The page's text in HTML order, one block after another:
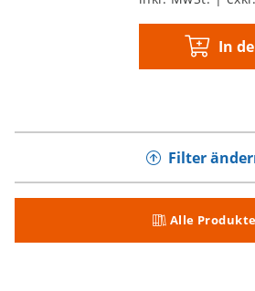
In
Filter
Alle Produkte